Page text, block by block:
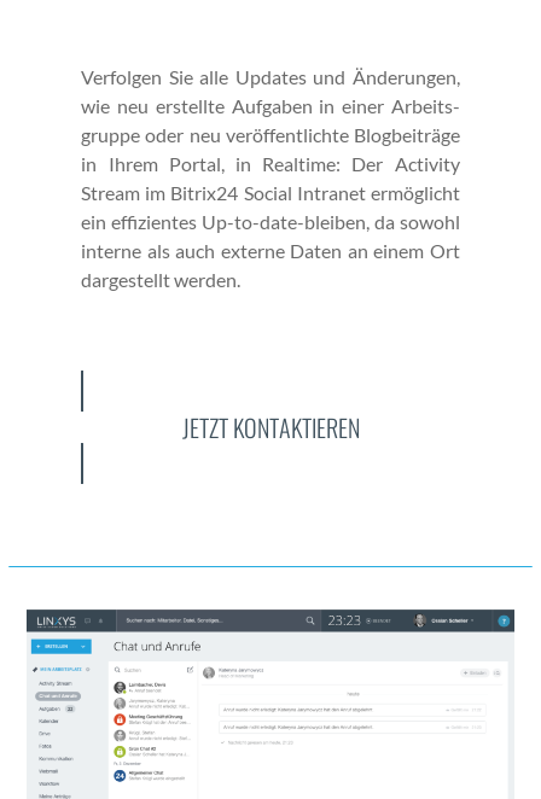
Ver­fol­gen Sie alle Updates und Änderun­gen,
wie neu erstellte Auf­gaben in ein­er Arbeits­
gruppe oder neu veröf­fentlichte Blog­beiträge
in Ihrem Por­tal, in Real­time: Der Activ­i­ty
Stream im Bitrix24 Social Intranet ermöglicht
ein effizientes Up-to-date-bleiben, da sowohl
interne als auch externe Dat­en an einem Ort
dargestellt wer­den.
JETZT KONTAKTIEREN